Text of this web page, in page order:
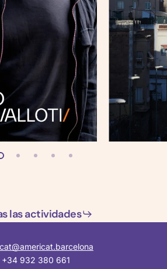
las actividades
+34 932 380 661